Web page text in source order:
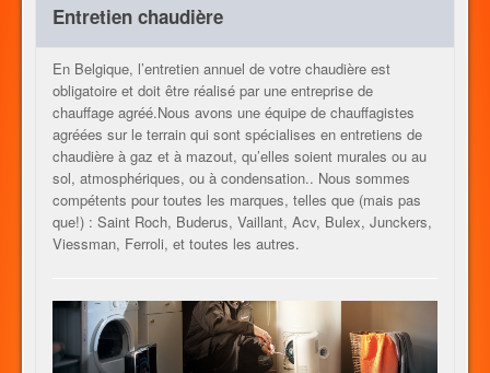
CONTACT
JOB
Entretien chaudière
En Belgique, l’entretien annuel de votre chaudière est
obligatoire et doit être réalisé par une entreprise de
chauffage agréé.Nous avons une équipe de chauffagistes
agréées sur le terrain qui sont spécialises en entretiens de
chaudière à gaz et à mazout, qu’elles soient murales ou au
sol, atmosphériques, ou à condensation.. Nous sommes
compétents pour toutes les marques, telles que (mais pas
que!) : Saint Roch, Buderus, Vaillant, Acv, Bulex, Junckers,
Viessman, Ferroli, et toutes les autres.